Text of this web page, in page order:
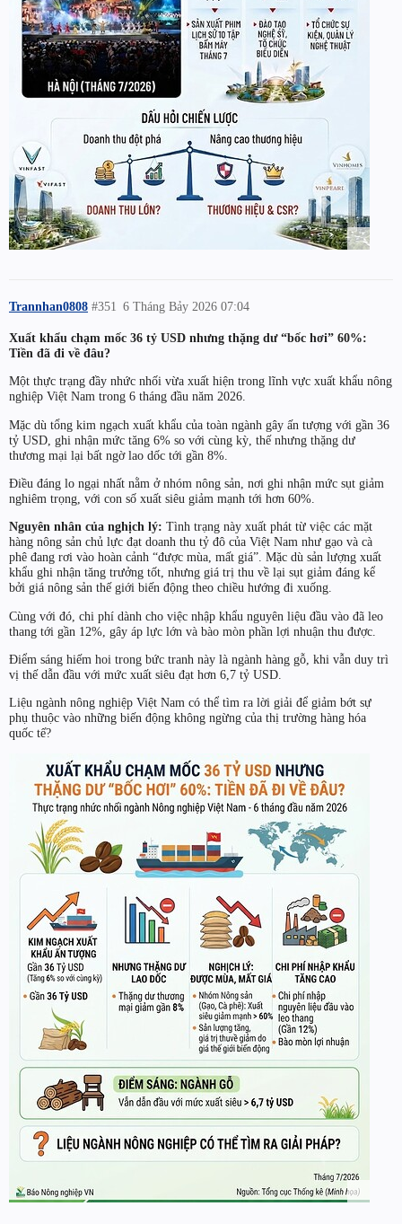
Trannhan0808 6 Tháng Bảy 2026 07:04
#351
Xuất khẩu chạm mốc 36 tỷ USD nhưng thặng dư “bốc hơi” 60%:
Tiền đã đi về đâu?
Một thực trạng đầy nhức nhối vừa xuất hiện trong lĩnh vực xuất khẩu nông
nghiệp Việt Nam trong 6 tháng đầu năm 2026.
Mặc dù tổng kim ngạch xuất khẩu của toàn ngành gây ấn tượng với gần 36
tỷ USD, ghi nhận mức tăng 6% so với cùng kỳ, thế nhưng thặng dư
thương mại lại bất ngờ lao dốc tới gần 8%.
Điều đáng lo ngại nhất nằm ở nhóm nông sản, nơi ghi nhận mức sụt giảm
nghiêm trọng, với con số xuất siêu giảm mạnh tới hơn 60%.
Nguyên nhân của nghịch lý: Tình trạng này xuất phát từ việc các mặt
hàng nông sản chủ lực đạt doanh thu tỷ đô của Việt Nam như gạo và cà
phê đang rơi vào hoàn cảnh “được mùa, mất giá”. Mặc dù sản lượng xuất
khẩu ghi nhận tăng trưởng tốt, nhưng giá trị thu về lại sụt giảm đáng kể
bởi giá nông sản thế giới biến động theo chiều hướng đi xuống.
Cùng với đó, chi phí dành cho việc nhập khẩu nguyên liệu đầu vào đã leo
thang tới gần 12%, gây áp lực lớn và bào mòn phần lợi nhuận thu được.
Điểm sáng hiếm hoi trong bức tranh này là ngành hàng gỗ, khi vẫn duy trì
vị thế dẫn đầu với mức xuất siêu đạt hơn 6,7 tỷ USD.
Liệu ngành nông nghiệp Việt Nam có thể tìm ra lời giải để giảm bớt sự
phụ thuộc vào những biến động không ngừng của thị trường hàng hóa
quốc tế?